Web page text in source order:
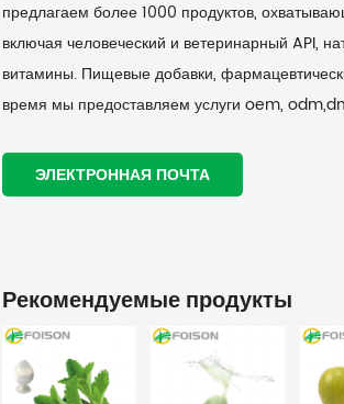
предлагаем более 1000 продуктов,
включая человеческий и ветеринарный API,
витамины. Пищевые добавки,
время мы предоставляем услуги oem,
ЭЛЕКТРОННАЯ ПОЧТА
Рекомендуемые продукты